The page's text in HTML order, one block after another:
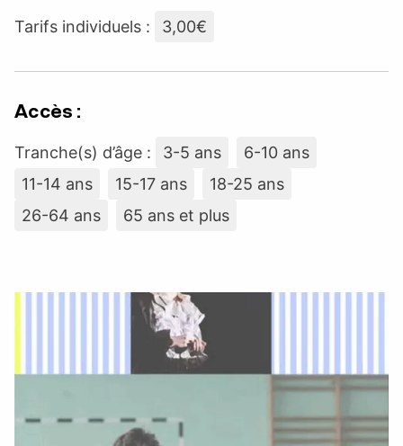
Tarifs individuels : 3,00€
Accès :
Tranche(s) d’âge : 3-5 ans
6-10 ans
11-14 ans
15-17 ans
18-25 ans
26-64 ans
65 ans et plus